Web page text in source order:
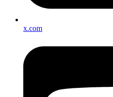
x.com